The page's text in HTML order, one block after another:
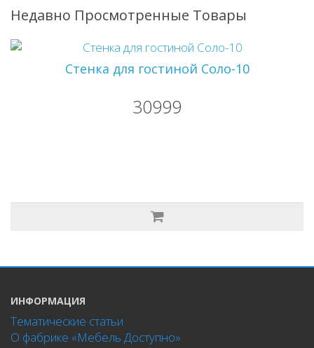
Недавно Просмотренные Товары
Стенка для гостиной Соло-10
30999
ИНФОРМАЦИЯ
Тематические статьи
О фабрике «Мебель Доступно»